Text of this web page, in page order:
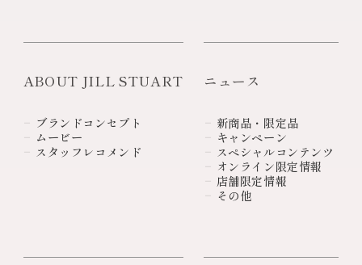
ABOUT JILL STUART
ブランドコンセプト
ムービー
スタッフレコメンド
ニュース
新商品・限定品
キャンペーン
スペシャルコンテンツ
オンライン限定情報
店舗限定情報
その他